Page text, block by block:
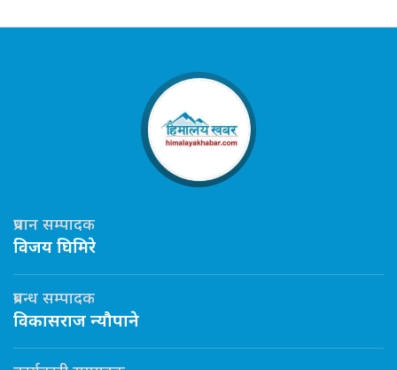
प्रधान सम्पादक
विजय घिमिरे
प्रबन्ध सम्पादक
विकासराज न्यौपाने